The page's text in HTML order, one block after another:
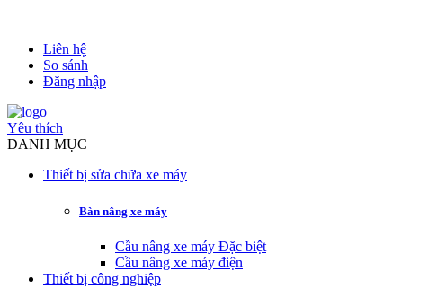
Liên hệ
So sánh
Đăng nhập
Yêu thích
DANH MỤC
Thiết bị sửa chữa xe máy
Bàn nâng xe máy
Cầu nâng xe máy Đặc biệt
Cầu nâng xe máy điện
Thiết bị công nghiệp